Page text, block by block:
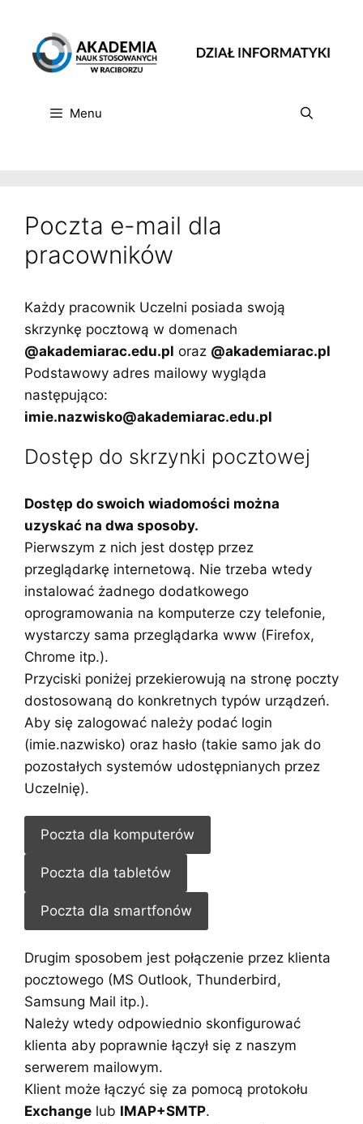
treści
Menu
Poczta e-mail dla
pracowników
Każdy pracownik Uczelni posiada swoją
skrzynkę pocztową w domenach
@akademiarac.edu.pl oraz @akademiarac.pl
Podstawowy adres mailowy wygląda
następująco:
imie.nazwisko@akademiarac.edu.pl
Dostęp do skrzynki pocztowej
Dostęp do swoich wiadomości można
uzyskać na dwa sposoby.
Pierwszym z nich jest dostęp przez
przeglądarkę internetową. Nie trzeba wtedy
instalować żadnego dodatkowego
oprogramowania na komputerze czy telefonie,
wystarczy sama przeglądarka www (Firefox,
Chrome itp.).
Przyciski poniżej przekierowują na stronę poczty
dostosowaną do konkretnych typów urządzeń.
Aby się zalogować należy podać login
(imie.nazwisko) oraz hasło (takie samo jak do
pozostałych systemów udostępnianych przez
Uczelnię).
Poczta dla komputerów
Poczta dla tabletów
Poczta dla smartfonów
Drugim sposobem jest połączenie przez klienta
pocztowego (MS Outlook, Thunderbird,
Samsung Mail itp.).
Należy wtedy odpowiednio skonfigurować
klienta aby poprawnie łączył się z naszym
serwerem mailowym.
Klient może łączyć się za pomocą protokołu
Exchange lub IMAP+SMTP.